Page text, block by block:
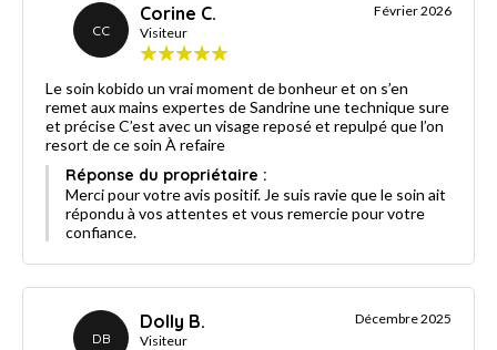
CC
Corine C.
Visiteur
Février 2026
Le soin kobido un vrai moment de bonheur et on s’en
remet aux mains expertes de Sandrine une technique sure
et précise C’est avec un visage reposé et repulpé que l’on
resort de ce soin À refaire
Réponse du propriétaire :
Merci pour votre avis positif. Je suis ravie que le soin ait
répondu à vos attentes et vous remercie pour votre
confiance.
DB
Dolly B.
Visiteur
Décembre 2025